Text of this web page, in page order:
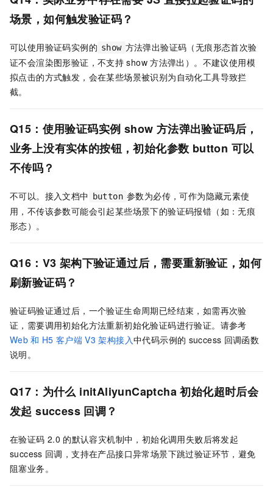
场景，如何触发验证码？
可以使用验证码实例的 show 方法弹出验证码（无痕形态首次验
证不会渲染图形验证，不支持 show 方法弹出）。不建议使用模
拟点击的方式触发，会在某些场景被识别为自动化工具导致拦
截。
Q15：使用验证码实例 show 方法弹出验证码后，
业务上没有实体的按钮，初始化参数 button 可以
不传吗？
不可以。接入文档中 button 参数为必传，可作为隐藏元素使
用，不传该参数可能会引起某些场景下的验证码报错（如：无痕
形态）。
Q16： V3 架构下验证通过后，需要重新验证，如何
刷新验证码？
验证码验证通过后，一个验证生命周期已经结束，如需再次验
证，需要调用初始化方法重新初始化验证码进行验证。请参考
Web 和 H5 客户端 V3 架构接入中代码示例的 success 回调函数
说明。
Q17：为什么 initAliyunCaptcha 初始化超时后会
发起 success 回调？
在验证码 2.0 的默认容灾机制中，初始化调用失败后将发起
success 回调，支持在产品接口异常场景下跳过验证环节，避免
阻塞业务。